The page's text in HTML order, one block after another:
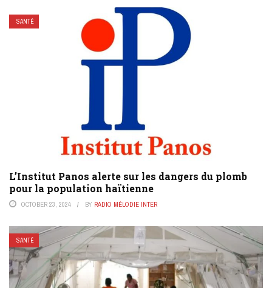
SANTÉ
L’Institut Panos alerte sur les dangers du plomb
pour la population haïtienne
OCTOBER 23, 2024 BY RADIO MÉLODIE INTER
SANTÉ